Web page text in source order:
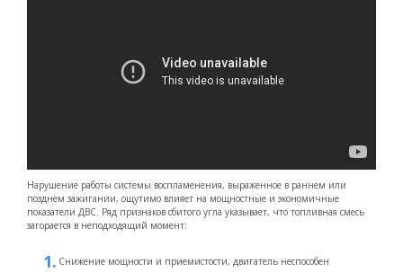
Нарушение работы системы воспламенения, выраженное в раннем или
позднем зажигании, ощутимо влияет на мощностные и экономичные
показатели ДВС. Ряд признаков сбитого угла указывает, что топливная смесь
загорается в неподходящий момент:
Снижение мощности и приемистости, двигатель неспособен